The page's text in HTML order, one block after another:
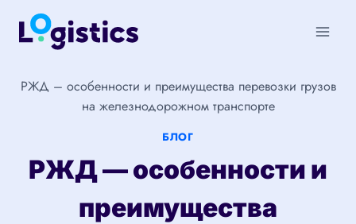
Перейти
РЖД – особенности и преимущества перевозки грузов
на железнодорожном транспорте
БЛОГ
РЖД — особенности и
преимущества